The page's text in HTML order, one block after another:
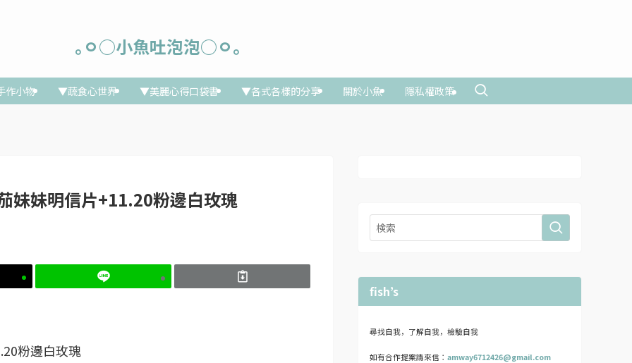
｡ㅇ○小魚吐泡泡○ㅇ｡
小物 ▼蔬食心世界 ▼美麗心得口袋書 ▼各式各樣的分享 關於小魚 隱私權政策
妹妹明信片+11.20粉邊白玫瑰
粉邊白玫瑰
fish’s
尋找自我，了解自我，檢驗自我
如有合作提案請來信： amway6712426@gmail.com